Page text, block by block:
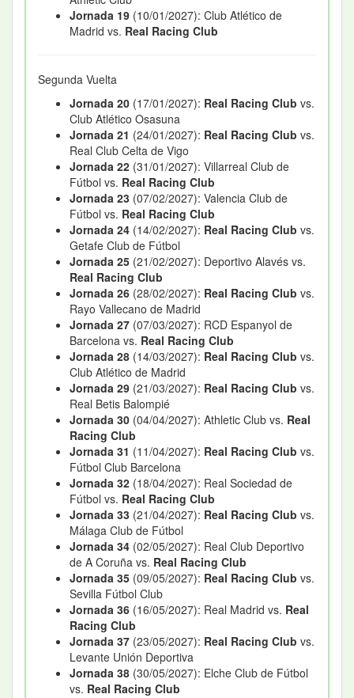
Jornada 19 (10/01/2027): Club Atlético de
Madrid vs. Real Racing Club
Segunda Vuelta
Jornada 20 (17/01/2027): Real Racing Club vs.
Club Atlético Osasuna
Jornada 21 (24/01/2027): Real Racing Club vs.
Real Club Celta de Vigo
Jornada 22 (31/01/2027): Villarreal Club de
Fútbol vs. Real Racing Club
Jornada 23 (07/02/2027): Valencia Club de
Fútbol vs. Real Racing Club
Jornada 24 (14/02/2027): Real Racing Club vs.
Getafe Club de Fútbol
Jornada 25 (21/02/2027): Deportivo Alavés vs.
Real Racing Club
Jornada 26 (28/02/2027): Real Racing Club vs.
Rayo Vallecano de Madrid
Jornada 27 (07/03/2027): RCD Espanyol de
Barcelona vs. Real Racing Club
Jornada 28 (14/03/2027): Real Racing Club vs.
Club Atlético de Madrid
Jornada 29 (21/03/2027): Real Racing Club vs.
Real Betis Balompié
Jornada 30 (04/04/2027): Athletic Club vs. Real
Racing Club
Jornada 31 (11/04/2027): Real Racing Club vs.
Fútbol Club Barcelona
Jornada 32 (18/04/2027): Real Sociedad de
Fútbol vs. Real Racing Club
Jornada 33 (21/04/2027): Real Racing Club vs.
Málaga Club de Fútbol
Jornada 34 (02/05/2027): Real Club Deportivo
de A Coruña vs. Real Racing Club
Jornada 35 (09/05/2027): Real Racing Club vs.
Sevilla Fútbol Club
Jornada 36 (16/05/2027): Real Madrid vs. Real
Racing Club
Jornada 37 (23/05/2027): Real Racing Club vs.
Levante Unión Deportiva
Jornada 38 (30/05/2027): Elche Club de Fútbol
vs. Real Racing Club